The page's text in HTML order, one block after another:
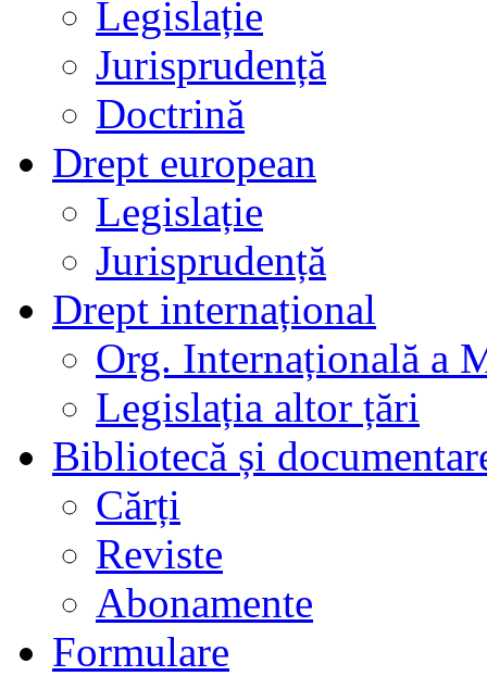
Legislație
Jurisprudență
Doctrină
Drept european
Legislație
Jurisprudență
Drept internațional
Org. Internațională a
Legislația altor țări
Bibliotecă și
Cărți
Reviste
Abonamente
Formulare